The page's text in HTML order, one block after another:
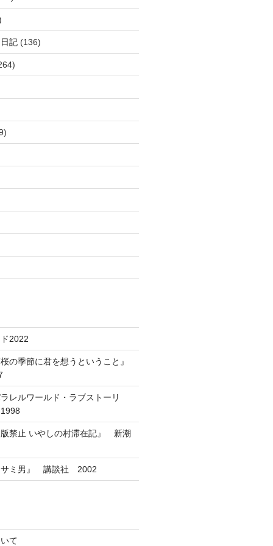
記(136)
2022
の季節に君を想うということ』
レルワールド・ラブストーリ
禁止 いやしの村滞在記』 新潮
ミ男』 講談社 2002
て